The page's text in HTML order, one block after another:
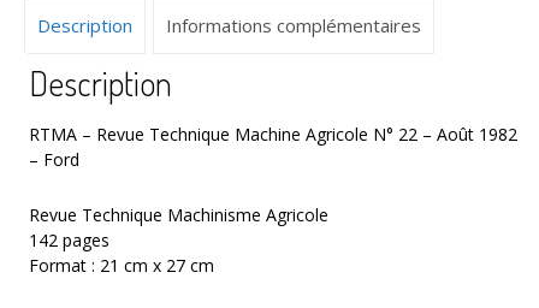
Août
–
Ford
Description Informations complémentaires
Description
RTMA – Revue Technique Machine Agricole N° 22 – Août 1982
– Ford
Revue Technique Machinisme Agricole
142 pages
Format : 21 cm x 27 cm